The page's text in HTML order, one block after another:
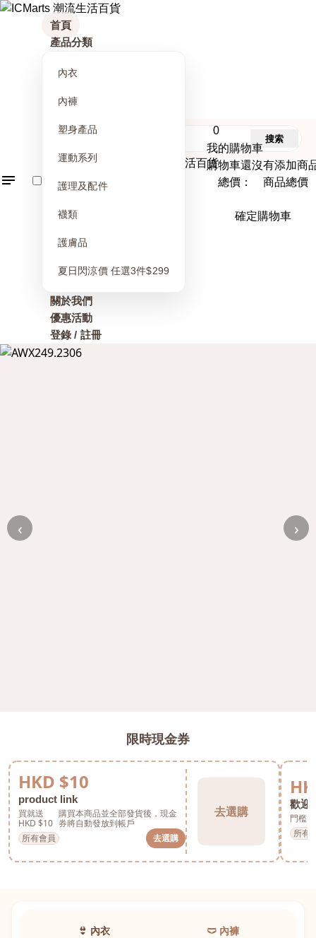
首頁
產品分類
內衣
內褲
塑身產品
運動系列
護理及配件
襪類
護膚品
夏日閃涼價 任選3件$299
關於我們
優惠活動
登錄 / 註冊
0
我的購物車
購物車還沒有添加商
總價： 商品總價
確定購物車
搜索
‹ ›
限時現金券
HKD $10
product link
買就送
HKD $10
購買本商品並全部發貨後，現金
券將自動發放到帳戶
所有會員
去選購
去選購
歡迎
門檻
所有
👙 內衣 🩲 內褲